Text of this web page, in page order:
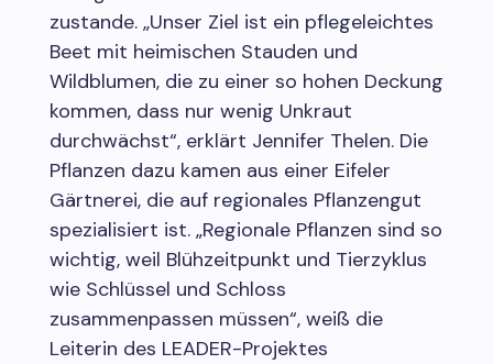
zustande. „Unser Ziel ist ein pflegeleichtes
Beet mit heimischen Stauden und
Wildblumen, die zu einer so hohen Deckung
kommen, dass nur wenig Unkraut
durchwächst“, erklärt Jennifer Thelen. Die
Pflanzen dazu kamen aus einer Eifeler
Gärtnerei, die auf regionales Pflanzengut
spezialisiert ist. „Regionale Pflanzen sind so
wichtig, weil Blühzeitpunkt und Tierzyklus
wie Schlüssel und Schloss
zusammenpassen müssen“, weiß die
Leiterin des LEADER-Projektes